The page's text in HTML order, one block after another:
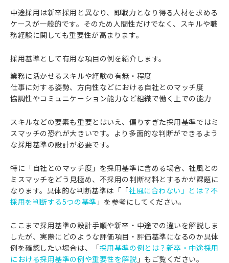
中途採用は新卒採用と異なり、即戦力となり得る人材を求める
ケースが一般的です。そのため人間性だけでなく、スキルや職
務経験に関しても重要性が高まります。
採用基準として有用な項目の例を紹介します。
業務に活かせるスキルや経験の有無・程度
仕事に対する姿勢、方向性などにおける自社とのマッチ度
協調性やコミュニケーション能力など組織で働く上での能力
スキルなどの要素も重要とはいえ、偏りすぎた採用基準ではミ
スマッチの恐れが大きいです。より多面的な判断ができるよう
な採用基準の設計が必要です。
特に「自社とのマッチ度」を採用基準に含める場合、社風との
ミスマッチをどう見極め、不採用の判断材料とするかが課題に
なります。具体的な判断基準は「「社風に合わない」とは？不
採用を判断する5つの基準 」を参考にしてください。
ここまで採用基準の設計手順や新卒・中途での違いを解説しま
したが、実際にどのような評価項目・評価基準になるのか具体
例を確認したい場合は、「採用基準の例とは？新卒・中途採用
における採用基準の例や重要性を解説 」もご覧ください。